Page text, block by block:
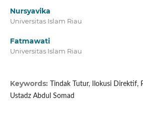
Nursyavika
Universitas Islam Riau
Fatmawati
Universitas Islam Riau
Keywords:
Tindak Tutur, Ilokusi Direktif,
Ustadz Abdul Somad